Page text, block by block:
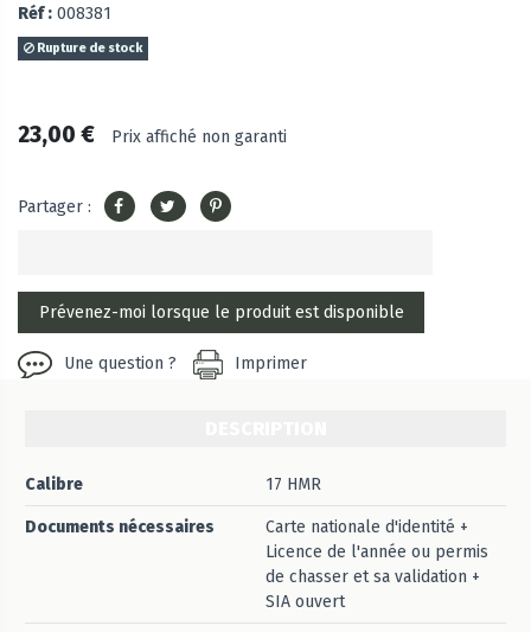
Réf : 008381
Rupture de stock
23,00 € Prix affiché non garanti
Partager :
Une question ? Imprimer
Calibre 17 HMR
Documents nécessaires
Carte nationale d'identité +
Licence de l'année ou permis
de chasser et sa validation +
SIA ouvert